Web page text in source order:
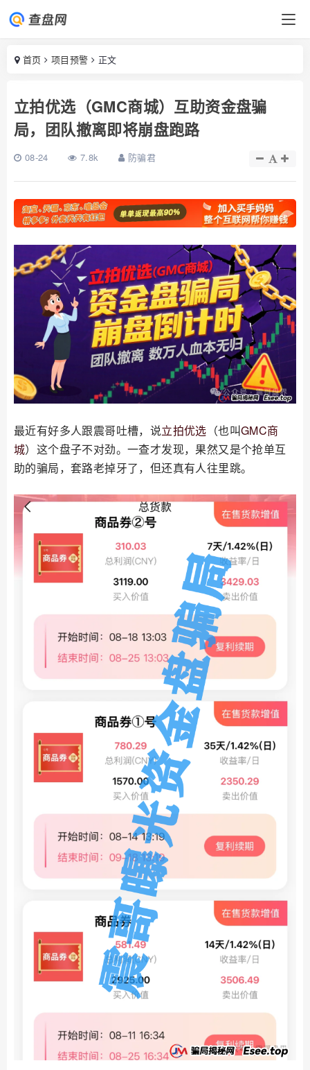
首页 项目预警 正文
立拍优选（GMC商城）互助资金盘骗
局，团队撤离即将崩盘跑路
08-24 7.8k 防骗君
最近有好多人跟震哥吐槽，说立拍优选 （也叫GMC商
城）这个盘子不对劲。一查才发现，果然又是个抢单互
助的骗局，套路老掉牙了，但还真有人往里跳。